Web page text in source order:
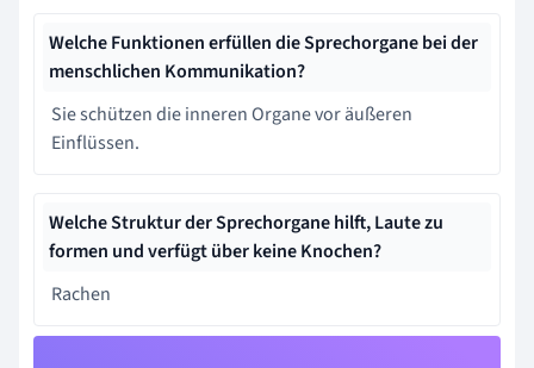
Welche Funktionen erfüllen die Sprechorgane bei der
menschlichen Kommunikation?
Sie schützen die inneren Organe vor äußeren
Einflüssen.
Welche Struktur der Sprechorgane hilft, Laute zu
formen und verfügt über keine Knochen?
Rachen